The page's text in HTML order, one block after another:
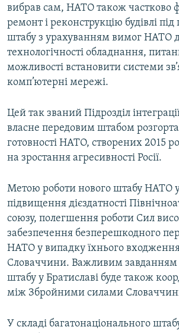
вибрав сам, НАТО також частково
ремонт і реконструкцію будівлі
штабу з урахуванням вимог НАТО
технологічності обладнання,
можливості встановити системи
комп’ютерні мережі.
Цей так званий Підрозділ
власне передовим штабом
готовності НАТО, створених 2015
на зростання агресивності Росії.
Метою роботи нового штабу НАТО
підвищення дієздатності
союзу, полегшення роботи Сил
забезпечення безперешкодного
НАТО у випадку їхнього
Словаччини. Важливим завданням
штабу у Братиславі буде також
між Збройними силами
У складі багатонаціонального